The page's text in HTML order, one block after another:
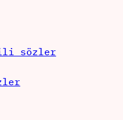
sözler